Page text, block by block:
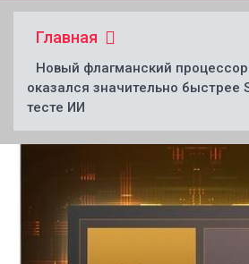
Главная
Новый флагманский
оказался значительно быстрее
тесте ИИ